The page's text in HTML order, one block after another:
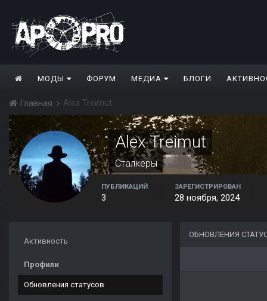
МОДЫ ФОРУМ МЕДИА БЛОГИ
Главная Alex Treimut
Alex Treimut
Сталкеры
ПУБЛИКАЦИЙ
3
ЗАРЕГИСТРИРОВАН
28 ноября, 2024
Активность
Профили
Обновления статусов
ОБНОВЛЕНИЯ